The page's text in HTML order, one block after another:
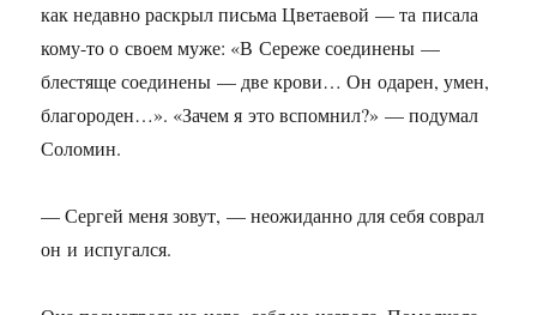
как недавно раскрыл письма Цветаевой — та писала
кому-то о своем муже: «В Сереже соединены —
блестяще соединены — две крови… Он одарен, умен,
благороден…». «Зачем я это вспомнил?» — подумал
Соломин.
— Сергей меня зовут, — неожиданно для себя соврал
он и испугался.